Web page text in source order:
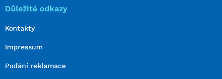
Důležité odkazy
Kontakty
Impressum
Podání reklamace